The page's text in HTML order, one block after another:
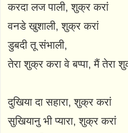
करदा लज पाली, शुक्र करां
वनडे खुशाली, शुक्र करां
डुबदी तू संभाली,
तेरा शुक्र करा वे बप्पा, मैं तेरा
दुखिया दा सहारा, शुक्र करां
सुखियानु भी प्यारा, शुक्र करां